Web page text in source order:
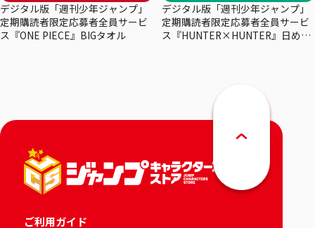
デジタル版「週刊少年ジャンプ」
定期購読者限定応募者全員サービ
ス『ONE PIECE』BIGタオル
デジタル版「週刊少年ジャンプ」
定期購読者限定応募者全員サービ
ス『HUNTER×HUNTER』日めく
ご利用ガイド